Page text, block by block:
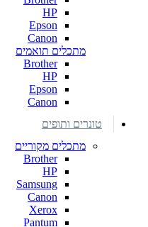
HP
Epson
Canon
מתכלים תואמים
Brother
HP
Epson
Canon
טונרים ותופים
מתכלים מקוריים
Brother
HP
Samsung
Canon
Xerox
Pantum